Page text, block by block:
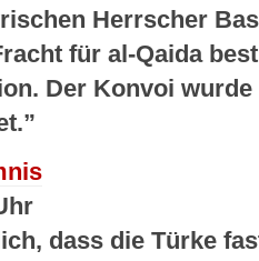
Herrscher
für al-Qaida
Der Konvoi
dass die Türke